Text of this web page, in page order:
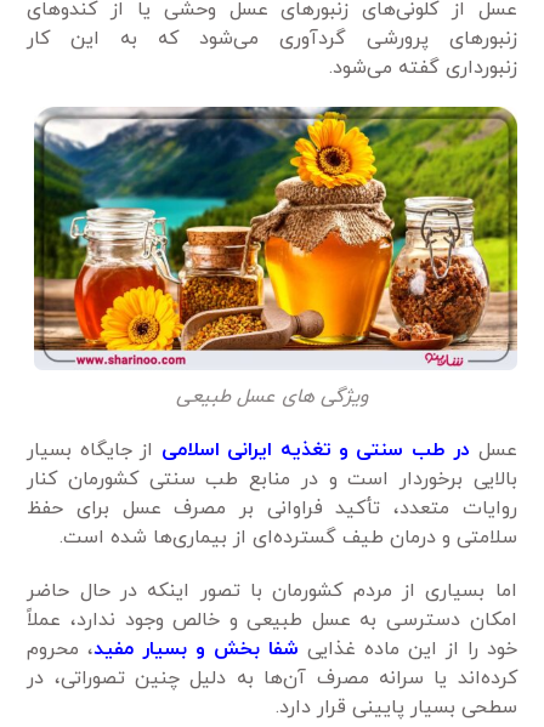
عسل از کلونی‌های زنبورهای عسل وحشی یا از کندوهای
زنبورهای پرورشی گردآوری می‌شود که به این کار
زنبورداری گفته می‌شود.
ویژگی ‌های عسل طبیعی
عسل در طب سنتی و تغذیه ایرانی اسلامی از جایگاه بسیار
بالایی برخوردار است و در منابع طب سنتی کشورمان کنار
روایات متعدد، تأکید فراوانی بر مصرف عسل برای حفظ
سلامتی و درمان طیف گسترده‌ای از بیماری‌ها شده است.
اما بسیاری از مردم کشورمان با تصور اینکه در حال حاضر
امکان دسترسی به عسل طبیعی و خالص وجود ندارد، عملاً
خود را از این ماده غذایی شفا بخش و بسیار مفید، محروم
کرده‌اند یا سرانه مصرف آن‌ها به دلیل چنین تصوراتی، در
سطحی بسیار پایینی قرار دارد.